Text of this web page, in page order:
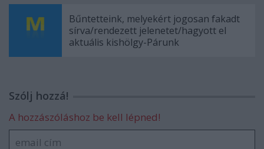
Bűntetteink, melyekért jogosan fakadt
sírva/rendezett jelenetet/hagyott el
aktuális kishölgy-Párunk
Szólj hozzá!
A hozzászóláshoz be kell lépned!